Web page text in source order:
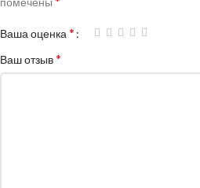
Ваша оценка *
Ваш отзыв*